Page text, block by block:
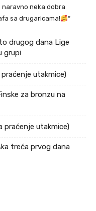
naravno neka dobra
sa drugaricama!
“
drugog dana Lige
grupi
utakmice)
za bronzu na
praćenje utakmice)
treća prvog dana